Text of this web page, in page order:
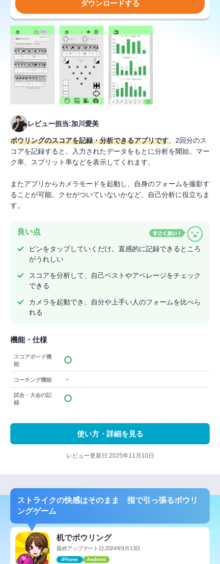
ダウンロードする
レビュー担当:加川愛美
ボウリングのスコアを記録・分析できるアプリです。2回分のス
コアを記録すると、入力されたデータをもとに分析を開始。マー
ク率、スプリット率などを表示してくれます。
またアプリからカメラモードを起動し、自身のフォームを撮影す
ることが可能。クセがついていないかなど、自己分析に役立ちま
す。
良い点
ピンをタップしていくだけ。直感的に記録できるところ
がうれしい
スコアを分析して、自己ベストやアベレージをチェック
できる
カメラを起動でき、自分や上手い人のフォームを比べら
れる
機能・仕様
スコアボード機
能
コーチング機能 －
試合・大会の記
録
使い方・詳細を見る
レビュー更新日:2025年11月10日
ストライクの快感はそのまま 指で引っ張るボウリ
ングゲーム
机でボウリング
最終アップデート日:2024年9月13日
iPhone Android